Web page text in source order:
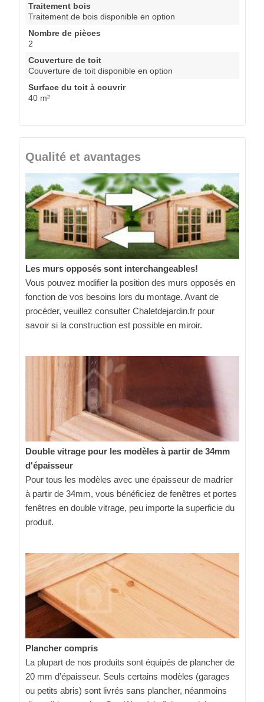
Traitement bois
Traitement de bois disponible en option
Nombre de pièces
2
Couverture de toit
Couverture de toit disponible en option
Surface du toit à couvrir
40 m²
Qualité et avantages
Les murs opposés sont interchangeables!
Vous pouvez modifier la position des murs opposés en
fonction de vos besoins lors du montage. Avant de
procéder, veuillez consulter Chaletdejardin.fr pour
savoir si la construction est possible en miroir.
Double vitrage pour les modèles à partir de 34mm
d'épaisseur
Pour tous les modèles avec une épaisseur de madrier
à partir de 34mm, vous bénéficiez de fenêtres et portes
fenêtres en double vitrage, peu importe la superficie du
produit.
Plancher compris
La plupart de nos produits sont équipés de plancher de
20 mm d’épaisseur. Seuls certains modèles (garages
ou petits abris) sont livrés sans plancher, néanmoins